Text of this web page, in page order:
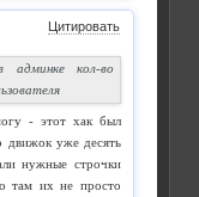
Цитировать
кол-во
- этот хак был
движок уже десять
нужные строчки
там их не просто